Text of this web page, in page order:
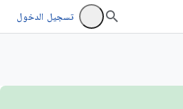
تسجيل الدخول